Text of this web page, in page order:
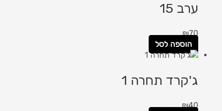
ערב 15
₪70
הוספה לסל
ג'קרד תחרה 1
₪40